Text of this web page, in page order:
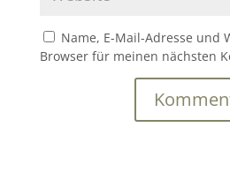
Name, E-Mail-Adresse und
Browser für meinen nächsten